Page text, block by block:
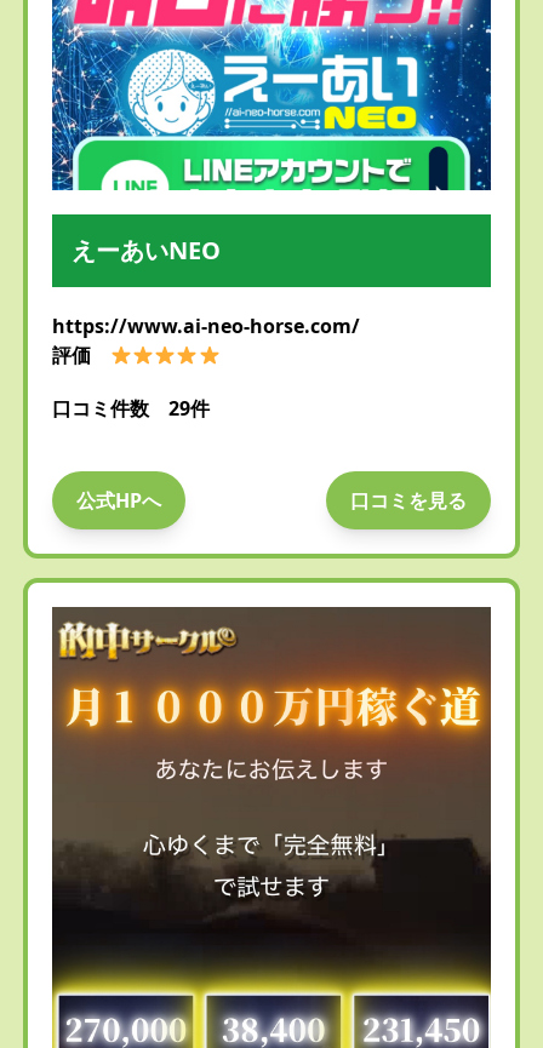
えーあいNEO
https://www.ai-neo-horse.com/
評価
口コミ件数 29件
公式HPへ 口コミを見る